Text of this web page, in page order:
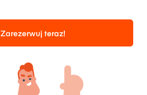
Zarezerwuj teraz!